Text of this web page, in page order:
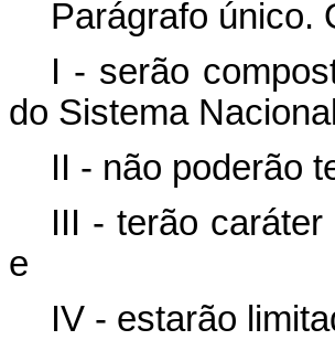
Parágrafo único.
I - serão
do Sistema
II - não poderão
III - terão
e
IV - estarão